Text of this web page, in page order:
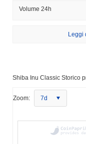
Volume 24h
Leggi
Shiba Inu Classic Storico
Zoom: 7d